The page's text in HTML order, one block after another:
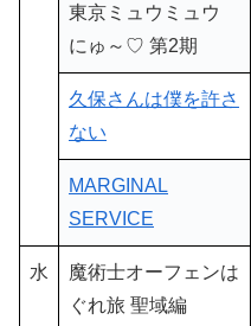
東京ミュウミュウ
にゅ～♡ 第2期
久保さんは僕を許さ
ない
MARGINAL
SERVICE
水
魔術士オーフェンは
ぐれ旅 聖域編